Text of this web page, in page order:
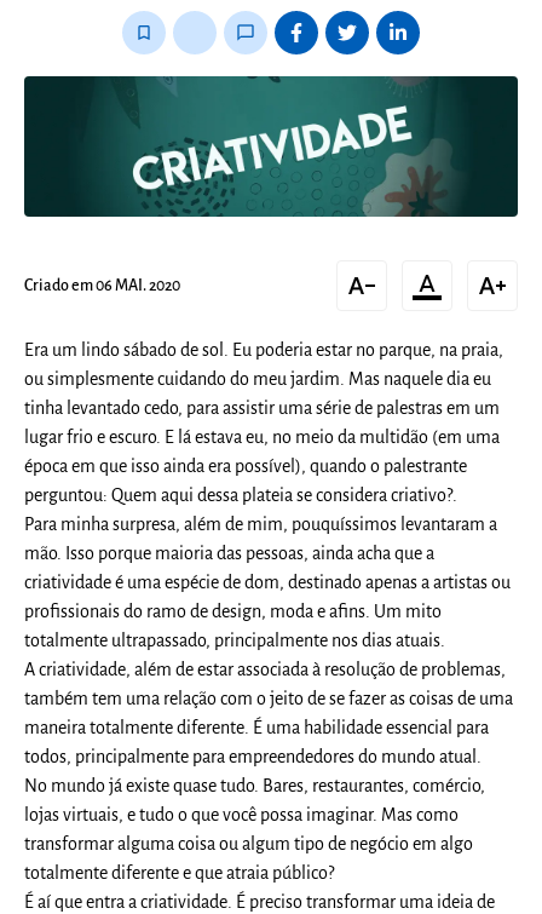
bookmark_border chat_bubble_outline
Criado em 06 MAI. 2020 text_decrease format_color_text text_increase
Era um lindo sábado de sol. Eu poderia estar no parque, na praia,
ou simplesmente cuidando do meu jardim. Mas naquele dia eu
tinha levantado cedo, para assistir uma série de palestras em um
lugar frio e escuro. E lá estava eu, no meio da multidão (em uma
época em que isso ainda era possível), quando o palestrante
perguntou: Quem aqui dessa plateia se considera criativo?.
Para minha surpresa, além de mim, pouquíssimos levantaram a
mão. Isso porque maioria das pessoas, ainda acha que a
criatividade é uma espécie de dom, destinado apenas a artistas ou
profissionais do ramo de design, moda e afins. Um mito
totalmente ultrapassado, principalmente nos dias atuais.
A criatividade, além de estar associada à resolução de problemas,
também tem uma relação com o jeito de se fazer as coisas de uma
maneira totalmente diferente. É uma habilidade essencial para
todos, principalmente para empreendedores do mundo atual.
No mundo já existe quase tudo. Bares, restaurantes, comércio,
lojas virtuais, e tudo o que você possa imaginar. Mas como
transformar alguma coisa ou algum tipo de negócio em algo
totalmente diferente e que atraia público?
É aí que entra a criatividade. É preciso transformar uma ideia de